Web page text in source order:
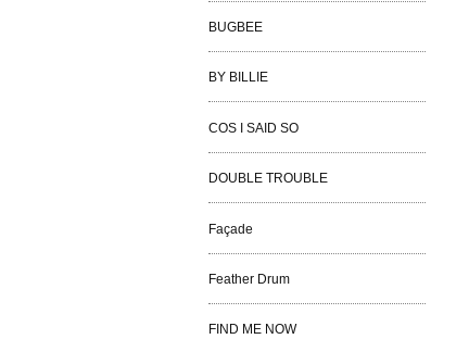
BUGBEE
BY BILLIE
COS I SAID SO
DOUBLE TROUBLE
Façade
Feather Drum
FIND ME NOW